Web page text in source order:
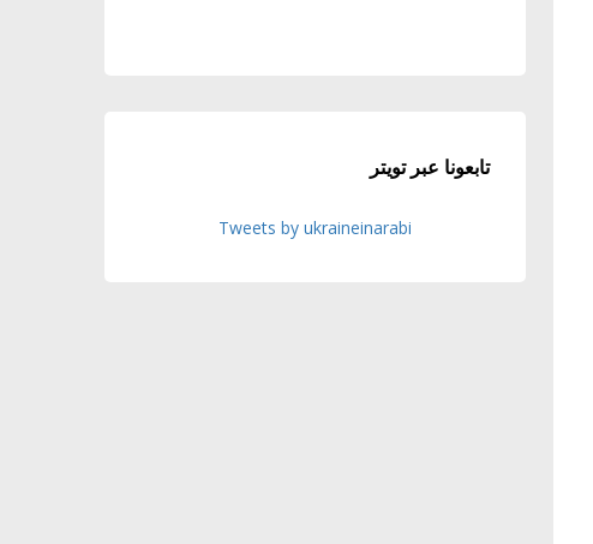
تابعونا عبر تويتر
Tweets by ukraineinarabi